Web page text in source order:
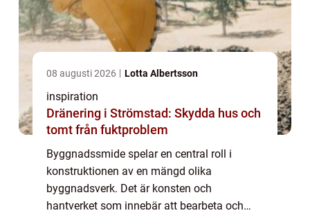
08 augusti 2026 Lotta Albertsson
inspiration
Dränering i Strömstad: Skydda hus och
tomt från fuktproblem
Byggnadssmide spelar en central roll i
konstruktionen av en mängd olika
byggnadsverk. Det är konsten och
hantverket som innebär att bearbeta och